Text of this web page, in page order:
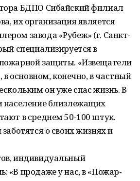
БДПО Сибайский филиал
их организация является
завода «Рубеж» (г. Санкт-
специализируется в
защиты. «Извещатели
в основном, конечно, в частный
он уже спас жизнь. В
население близлежащих
в среднем 50-100 штук.
о своих жизнях и
индивидуальный
«В продаже у нас, в «Пожар-